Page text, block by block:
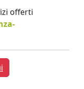
offerti